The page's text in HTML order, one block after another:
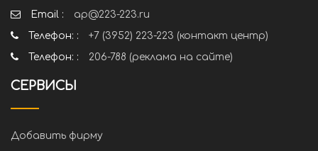
Email :
ap@223-223.ru
Телефон: :
+7 (3952) 223-223 (контакт центр)
Телефон: :
206-788 (реклама на сайте)
СЕРВИСЫ
Добавить фирму